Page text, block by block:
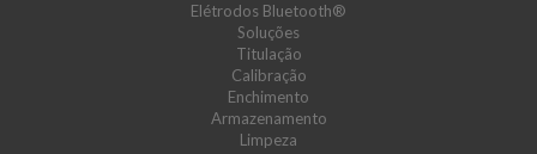
Elétrodos Bluetooth®
Soluções
Titulação
Calibração
Enchimento
Armazenamento
Limpeza